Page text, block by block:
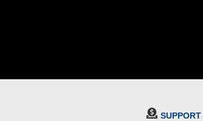
SUPPORT